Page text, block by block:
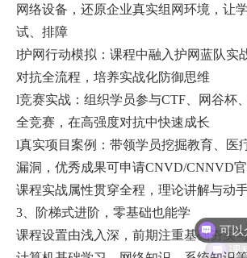
网络设备，还原企业真实组网环境，让
试、排障
l护网行动模拟：课程中融入护网蓝队实
对抗全流程，培养实战化防御思维
l竞赛实战：组织学员参与CTF、网谷杯
全竞赛，在高强度对抗中快速成长
l真实项目案例：带领学员挖掘教育、医
漏洞，优秀成果可申请CNVD/CNNVD
课程实战属性贯穿全程，理论讲解与动
3、阶梯式进阶，零基础也能学
课程设置由浅入深，前期注重基础夯实课